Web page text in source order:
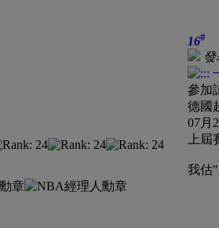
16#
發
參加
德國
07月
上
我估